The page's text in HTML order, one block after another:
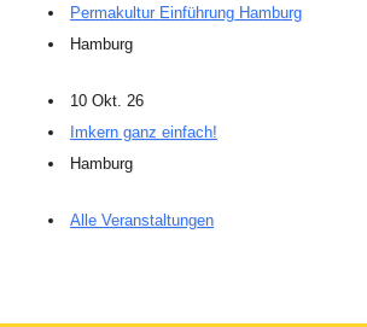
Permakultur Einführung Hamburg
Hamburg
10 Okt. 26
Imkern ganz einfach!
Hamburg
Alle Veranstaltungen